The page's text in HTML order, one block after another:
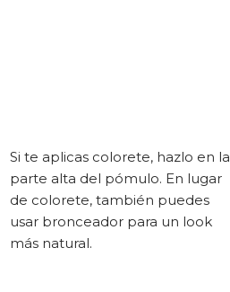
Si te aplicas colorete, hazlo en la
parte alta del pómulo. En lugar
de colorete, también puedes
usar bronceador para un look
más natural.